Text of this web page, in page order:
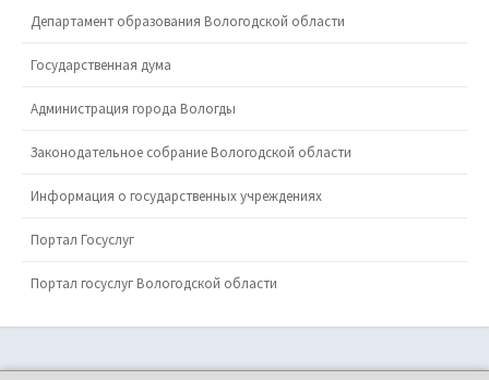
Департамент образования Вологодской области
Государственная дума
Администрация города Вологды
Законодательное собрание Вологодской области
Информация о государственных учреждениях
Портал Госуслуг
Портал госуслуг Вологодской области